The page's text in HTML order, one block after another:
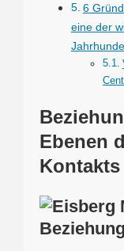
6
eine der
Ebenen
Kontakts